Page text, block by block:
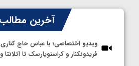
آخرین مطالب
ویدیو اختصاصی؛ با عباس حاج کناری
فریدونکنار و کراسنویارسک تا آتلانتا